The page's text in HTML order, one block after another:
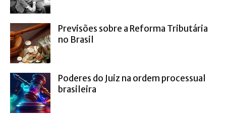
Previsões sobre a Reforma Tributária
no Brasil
Poderes do Juiz na ordem processual
brasileira